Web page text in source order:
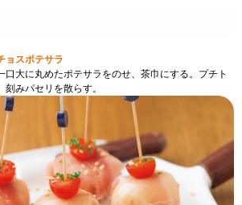
ョスポテサラ
口大に丸めたポテサラをのせ、茶巾にする。プチト
みパセリを散らす。